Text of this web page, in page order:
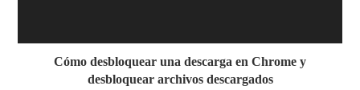
Cómo desbloquear una descarga en Chrome y
desbloquear archivos descargados